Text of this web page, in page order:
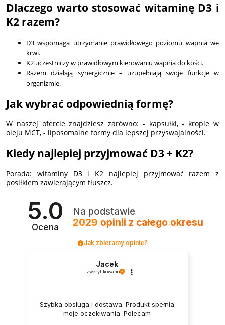
Dlaczego warto stosować witaminę D3 i
K2 razem?
D3 wspomaga utrzymanie prawidłowego poziomu wapnia we
krwi.
K2 uczestniczy w prawidłowym kierowaniu wapnia do kości.
Razem działają synergicznie – uzupełniają swoje funkcje w
organizmie.
Jak wybrać odpowiednią formę?
W naszej ofercie znajdziesz zarówno: - kapsułki, - krople w
oleju MCT, - liposomalne formy dla lepszej przyswajalności.
Kiedy najlepiej przyjmować D3 + K2?
Porada: witaminy D3 i K2 najlepiej przyjmować razem z
posiłkiem zawierającym tłuszcz.
5.0
Ocena
Na podstawie
2029 opinii z całego okresu
Jak zbieramy opinie?
Jacek
zweryfikowano
Szybka obsługa i dostawa. Produkt spełnia
moje oczekiwania. Polecam